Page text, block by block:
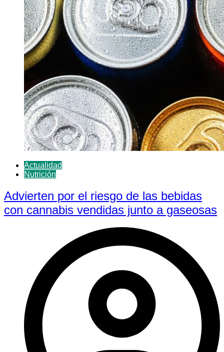
Actualidad
Nutrición
Advierten por el riesgo de las bebidas
con cannabis vendidas junto a gaseosas